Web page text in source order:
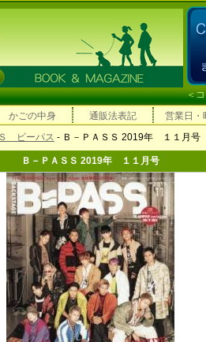
＜
かごの中身 通販法表記 営業日・
ビーパス - Ｂ－ＰＡＳＳ 2019年 １１月号
Ｂ－ＰＡＳＳ 2019年 １１月号